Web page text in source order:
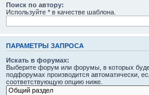
Поиск по автору:
Используйте * в качестве шаблона.
ПАРАМЕТРЫ ЗАПРОСА
Искать в форумах:
Выберите форум или форумы, в которых
подфорумах производится автоматически,
соответствующую опцию ниже.